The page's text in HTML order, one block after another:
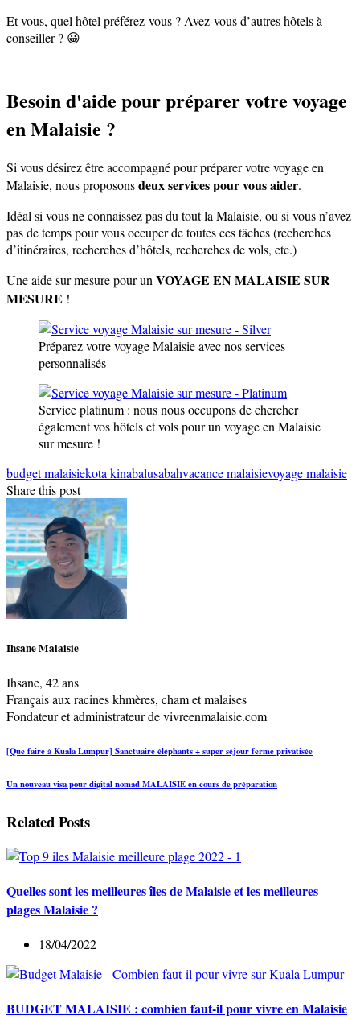
Et vous, quel hôtel préférez-vous ? Avez-vous d’autres hôtels à
conseiller ? 😀
Besoin d'aide pour préparer votre voyage
en Malaisie ?
Si vous désirez être accompagné pour préparer votre voyage en
Malaisie, nous proposonsdeux services pour vous aider.
Idéal si vous ne connaissez pas du tout la Malaisie, ou si vous n’avez
pas de temps pour vous occuper de toutes ces tâches (recherches
d’itinéraires, recherches d’hôtels, recherches de vols, etc.)
Une aide sur mesure pour un VOYAGE EN MALAISIE SUR
MESURE !
Préparez votre voyage Malaisie avec nos services
personnalisés
Service platinum : nous nous occupons de chercher
également vos hôtels et vols pour un voyage en Malaisie
sur mesure !
budget malaisiekota kinabalusabahvacance malaisievoyage malaisie
Share this post
Ihsane Malaisie
Ihsane, 42 ans
Français aux racines khmères, cham et malaises
Fondateur et administrateur de vivreenmalaisie.com
[Que faire à Kuala Lumpur] Sanctuaire éléphants + super séjour ferme privatisée
Un nouveau visa pour digital nomad MALAISIE en cours de préparation
Related Posts
Quelles sont les meilleures îles de Malaisie et les meilleures
plages Malaisie ?
18/04/2022
BUDGET MALAISIE : combien faut-il pour vivre en Malaisie